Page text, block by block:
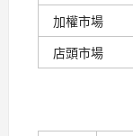
加權市場
店頭市場